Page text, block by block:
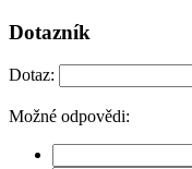
Dotazník
Dotaz:
Možné odpovědi: